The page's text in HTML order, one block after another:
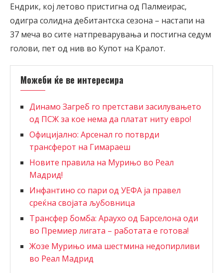
Ендрик, кој летово пристигна од Палмеирас,
одигра солидна дебитантска сезона – настапи на
37 меча во сите натпреварувања и постигна седум
голови, пет од нив во Купот на Кралот.
Можеби ќе ве интересира
Динамо Загреб го претстави засилувањето
од ПСЖ за кое нема да платат ниту евро!
Официјално: Арсенал го потврди
трансферот на Гимараеш
Новите правила на Мурињо во Реал
Мадрид!
Инфантино со пари од УЕФА ја правел
среќна својата љубовница
Трансфер бомба: Араухо од Барселона оди
во Премиер лигата – работата е готова!
Жозе Мурињо има шестмина недопирливи
во Реал Мадрид